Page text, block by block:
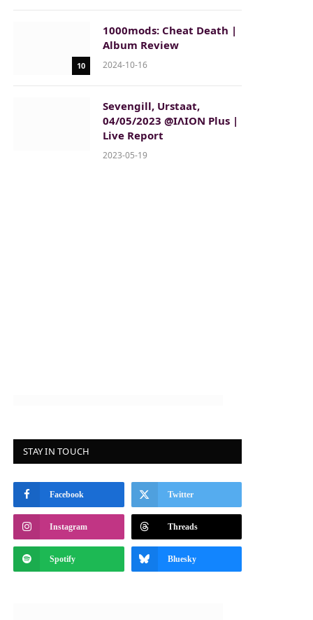
10
1000mods: Cheat Death |
Album Review
2024-10-16
Sevengill, Urstaat,
04/05/2023 @ΙΛΙΟΝ Plus |
Live Report
2023-05-19
STAY IN TOUCH
Facebook Twitter
Instagram Threads
Spotify Bluesky